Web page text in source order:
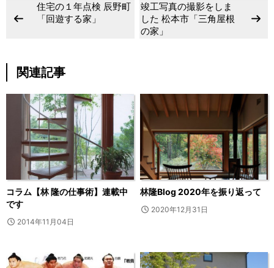
住宅の１年点検 辰野町
「回遊する家」
竣工写真の撮影をしま
した 松本市「三角屋根
の家」
関連記事
コラム【林 隆の仕事術】連載中
です
2014年11月04日
林隆Blog 2020年を振り返って
2020年12月31日